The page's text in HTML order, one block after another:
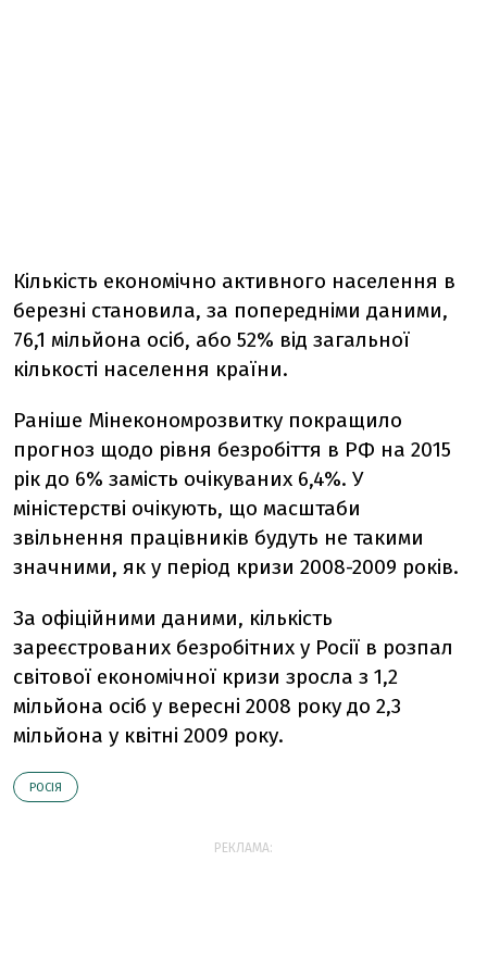
Кількість економічно активного населення в
березні становила, за попередніми даними,
76,1 мільйона осіб, або 52% від загальної
кількості населення країни.
Раніше Мінекономрозвитку покращило
прогноз щодо рівня безробіття в РФ на 2015
рік до 6% замість очікуваних 6,4%. У
міністерстві очікують, що масштаби
звільнення працівників будуть не такими
значними, як у період кризи 2008-2009 років.
За офіційними даними, кількість
зареєстрованих безробітних у Росії в розпал
світової економічної кризи зросла з 1,2
мільйона осіб у вересні 2008 року до 2,3
мільйона у квітні 2009 року.
РОСІЯ
РЕКЛАМА: